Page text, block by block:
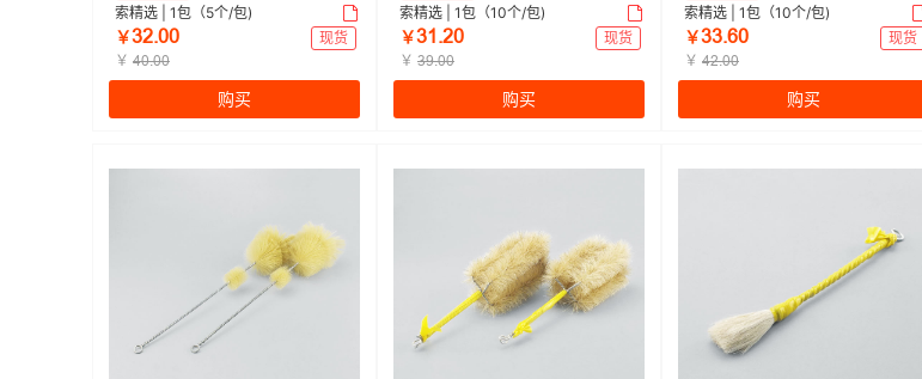
索精选 | 1包（5个/包)
￥ŁſŤřř
现货
￥ ȂřŤřř
购买
索精选 | 1包（10个/包)
￥ŁǝŤſř
现货
￥ ŁůŤřř
购买
索精选 | 1包（10个/包)
￥ŁŁŤƧř
现货
￥ ȂſŤřř
购买